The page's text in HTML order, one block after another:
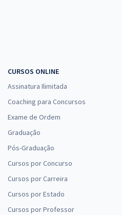
CURSOS ONLINE
Assinatura Ilimitada
Coaching para Concursos
Exame de Ordem
Graduação
Pós-Graduação
Cursos por Concurso
Cursos por Carreira
Cursos por Estado
Cursos por Professor